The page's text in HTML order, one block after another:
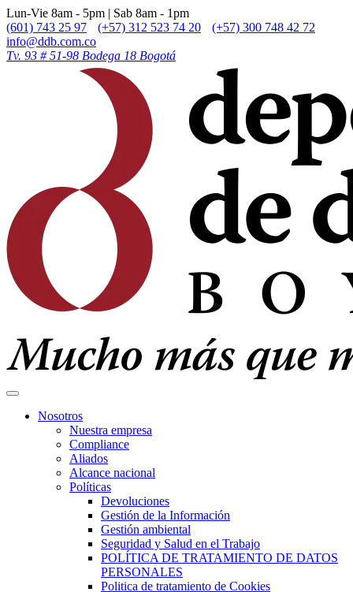
Lun-Vie 8am - 5pm | Sab 8am - 1pm
(601) 743 25 97
(+57) 312 523 74 20
(+57) 300 748 42 72
info@ddb.com.co
Tv. 93 # 51-98 Bodega 18 Bogotá
Nosotros
Nuestra empresa
Compliance
Aliados
Alcance nacional
Políticas
Devoluciones
Gestión de la Información
Gestión ambiental
Seguridad y Salud en el Trabajo
POLÍTICA DE TRATAMIENTO DE DATOS
PERSONALES
Politica de tratamiento de Cookies